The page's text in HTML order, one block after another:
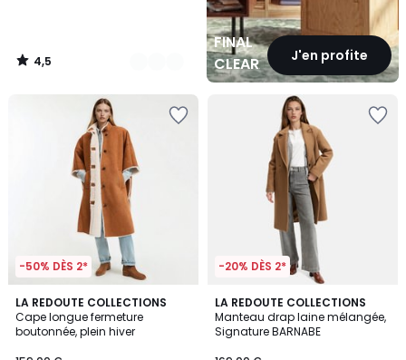
4,5
/
FINAL
CLEARANCEJ'en profite
-50% DÈS 2*
LA REDOUTE COLLECTIONS
Cape longue fermeture
boutonnée, plein hiver
-20% DÈS 2*
LA REDOUTE COLLECTIONS
Manteau drap laine mélangée,
Signature BARNABE
4,5
/ 5
4
Couleurs